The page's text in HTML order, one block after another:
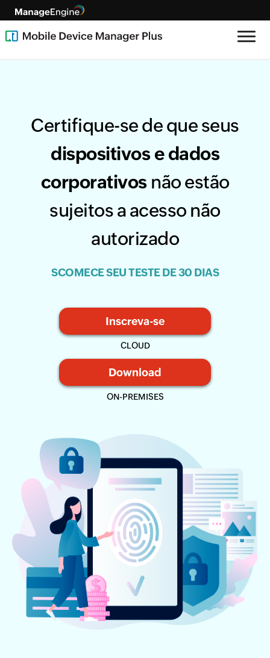
Certifique-se de que seus
dispositivos e dados
corporativos não estão
sujeitos a acesso não
autorizado
SCOMECE SEU TESTE DE 30 DIAS
Inscreva-se
CLOUD
Download
ON-PREMISES